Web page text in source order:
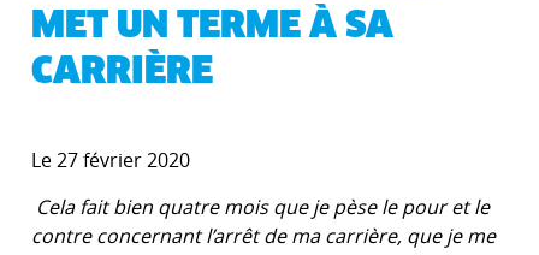
MET UN TERME À SA
CARRIÈRE
Le 27 février 2020
Cela fait bien quatre mois que je pèse le pour et le
contre concernant l’arrêt de ma carrière, que je me